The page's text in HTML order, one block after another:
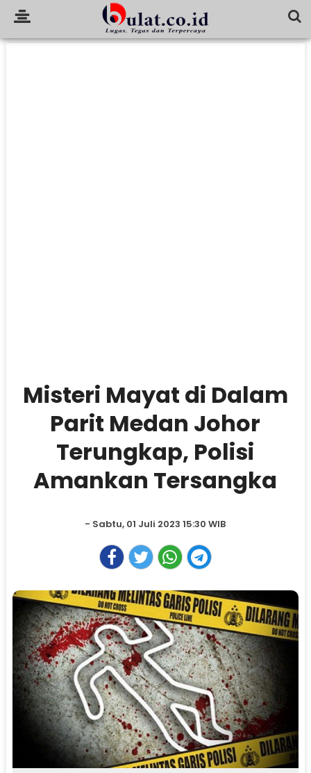
Misteri Mayat di Dalam
Parit Medan Johor
Terungkap, Polisi
Amankan Tersangka
- Sabtu, 01 Juli 2023 15:30 WIB